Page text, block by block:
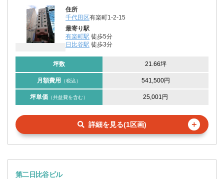
住所
千代田区有楽町1-2-15
最寄り駅
有楽町駅 徒歩5分
日比谷駅 徒歩3分
坪数 21.66坪
月額費用 （税込） 541,500円
坪単価 （共益費を含む） 25,001円
詳細を見る(1区画) ＋
第二日比谷ビル